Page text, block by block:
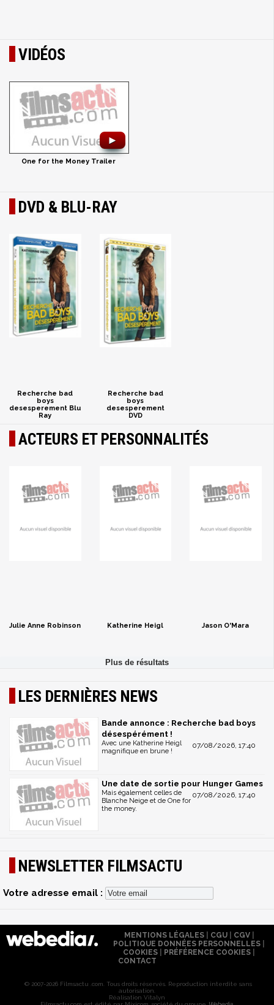
VIDÉOS
►
One for the Money Trailer
DVD & BLU-RAY
Recherche bad
boys
desesperement Blu
Ray
Recherche bad
boys
desesperement
DVD
ACTEURS ET PERSONNALITÉS
Julie Anne Robinson Katherine Heigl Jason O'Mara
LES DERNIÈRES NEWS
Bande annonce : Recherche bad boys
désespérément !
07/08/2026, 17:40
Avec une Katherine Heigl
magnifique en brune !
Une date de sortie pour Hunger Games
07/08/2026, 17:40
Mais également celles de
Blanche Neige et de One for
the money.
NEWSLETTER FILMSACTU
Votre adresse email :
MENTIONS LÉGALES| CGU| CGV|
POLITIQUE DONNÉES PERSONNELLES
COOKIES
PRÉFÉRENCE COOKIES
CONTACT
© 2007-2026 Filmsactu .com. Tous droits réservés. Reproduction interdite sans
autorisation.
Réalisation Vitalyn